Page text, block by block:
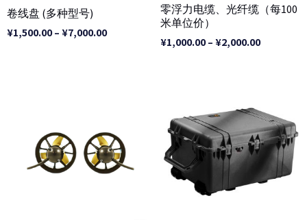
卷线盘 (多种型号)
¥1,500.00–¥7,000.00
零浮力电缆、光纤缆（每100
米单位价）
¥1,000.00–¥2,000.00